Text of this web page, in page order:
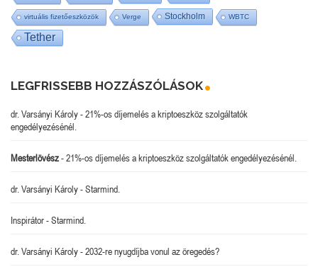
virtuális fizetőeszközök Verge Stockholm WBTC
Tether
LEGFRISSEBB HOZZÁSZÓLÁSOK
dr. Varsányi Károly-21%-os díjemelés a kriptoeszköz szolgáltatók
engedélyezésénél.
Mesterlövész-21%-os díjemelés a kriptoeszköz szolgáltatók engedélyezésénél.
dr. Varsányi Károly-Starmind.
Inspirátor-Starmind.
dr. Varsányi Károly-2032-re nyugdíjba vonul az öregedés?